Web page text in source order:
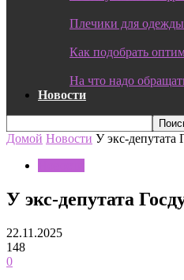
Плечики для
Как подобрать
На что надо
Новости
Домой Новости У экс-депутата
У экс-депутата
22.11.2025
148
0